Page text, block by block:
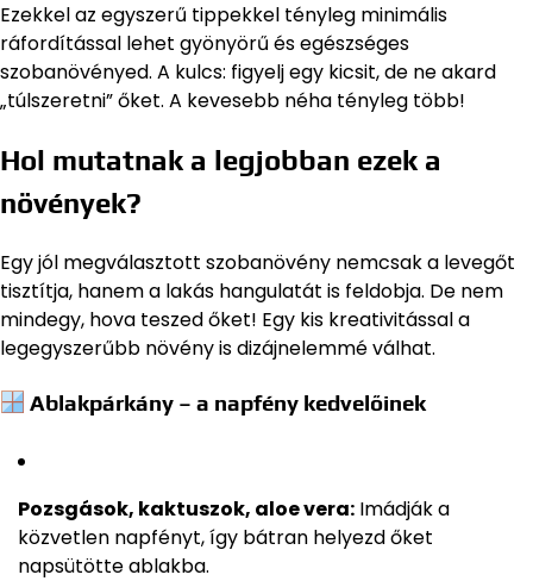
Ezekkel az egyszerű tippekkel tényleg minimális
ráfordítással lehet gyönyörű és egészséges
szobanövényed. A kulcs: figyelj egy kicsit, de ne akard
„túlszeretni” őket. A kevesebb néha tényleg több!
Hol mutatnak a legjobban ezek a
növények?
Egy jól megválasztott szobanövény nemcsak a levegőt
tisztítja, hanem a lakás hangulatát is feldobja. De nem
mindegy, hova teszed őket! Egy kis kreativitással a
legegyszerűbb növény is dizájnelemmé válhat.
Ablakpárkány – a napfény kedvelőinek
Pozsgások, kaktuszok, aloe vera: Imádják a
közvetlen napfényt, így bátran helyezd őket
napsütötte ablakba.